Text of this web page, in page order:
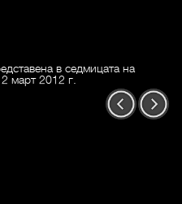
в седмицата на
март 2012 г.